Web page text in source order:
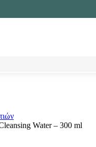
Water – 300 ml